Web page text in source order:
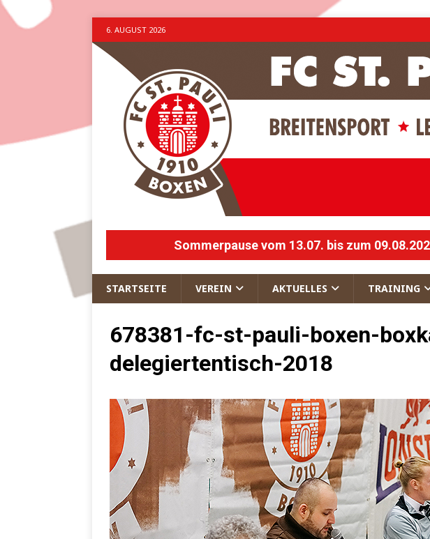
6. AUGUST 2026
Sommerpause vom 13.07. bis zum
STARTSEITE VEREIN AKTUELLES TRAINING
678381-fc-st-pauli-boxen-
delegiertentisch-2018